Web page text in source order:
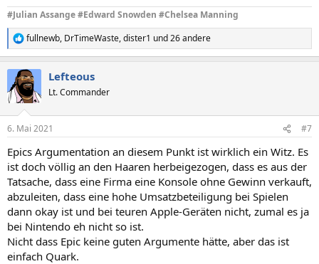
#Julian Assange #Edward Snowden #Chelsea Manning
R
e
k
t
e
:
fullnewb, DrTimeWaste,dister1 und 26 andere
Lefteous
Lt. Commander
6. Mai 2021 #7
Epics Argumentation an diesem Punkt ist wirklich ein Witz. Es
ist doch völlig an den Haaren herbeigezogen, dass es aus der
Tatsache, dass eine Firma eine Konsole ohne Gewinn verkauft,
abzuleiten, dass eine hohe Umsatzbeteiligung bei Spielen
dann okay ist und bei teuren Apple-Geräten nicht, zumal es ja
bei Nintendo eh nicht so ist.
Nicht dass Epic keine guten Argumente hätte, aber das ist
einfach Quark.